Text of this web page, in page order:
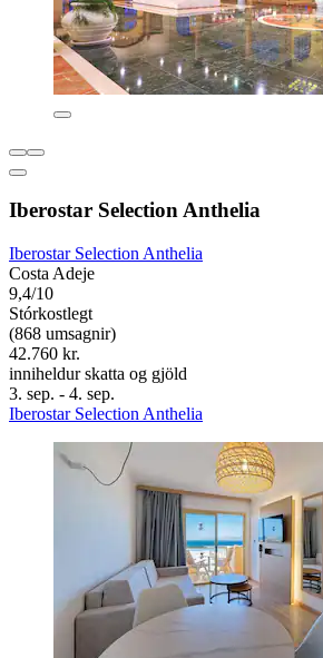
Iberostar Selection Anthelia
Iberostar Selection Anthelia
Costa Adeje
9,4/10
Stórkostlegt
(868 umsagnir)
42.760 kr.
inniheldur skatta og gjöld
3. sep. - 4. sep.
Iberostar Selection Anthelia